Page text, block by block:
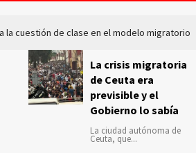
la cuestión de clase en el modelo migratorio
La crisis migratoria
de Ceuta era
previsible y el
Gobierno lo sabía
La ciudad autónoma de
Ceuta, que...